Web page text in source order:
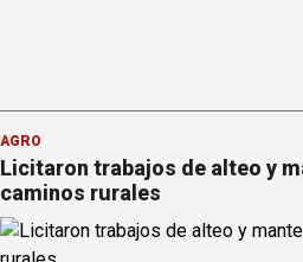
AGRO
Licitaron trabajos de alteo y
caminos rurales